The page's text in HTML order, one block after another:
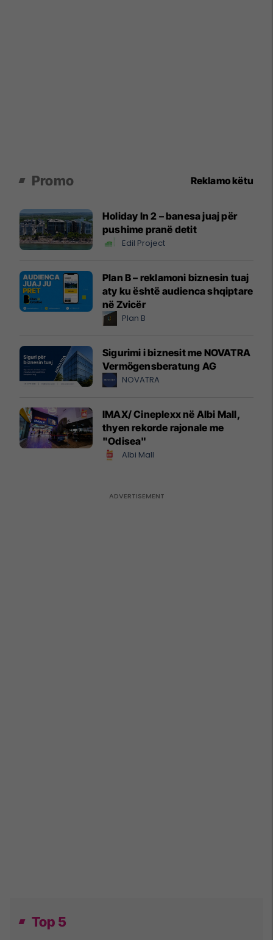
Promo Reklamo këtu
Holiday In 2 – banesa juaj për
pushime pranë detit
Edil Project
Plan B – reklamoni biznesin tuaj
aty ku është audienca shqiptare
në Zvicër
Plan B
Sigurimi i biznesit me NOVATRA
Vermögensberatung AG
NOVATRA
IMAX/ Cineplexx në Albi Mall,
thyen rekorde rajonale me
"Odisea"
Albi Mall
Top 5